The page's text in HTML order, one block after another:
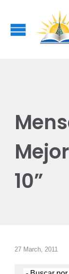
10”
27 March, 2011